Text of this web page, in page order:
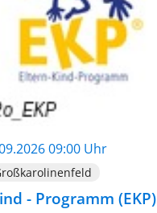
09:00 Uhr
- Programm (EKP)